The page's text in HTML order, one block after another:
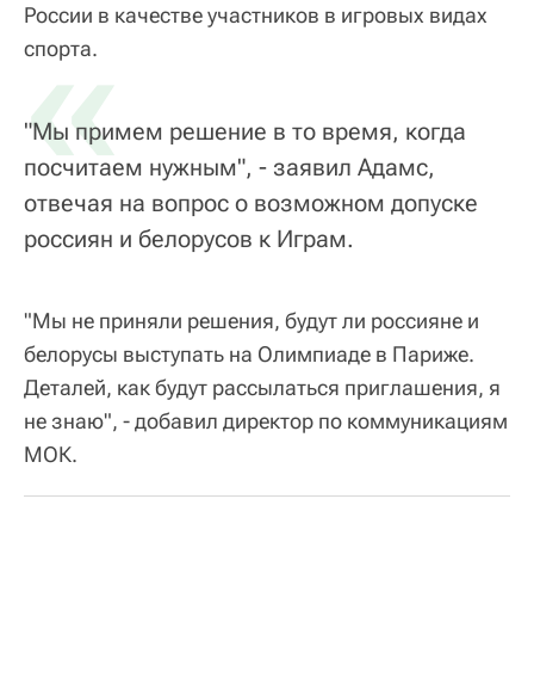
России в качестве участников в игровых видах
спорта.
«
"Мы примем решение в то время, когда
посчитаем нужным", - заявил Адамс,
отвечая на вопрос о возможном допуске
россиян и белорусов к Играм.
"Мы не приняли решения, будут ли россияне и
белорусы выступать на Олимпиаде в Париже.
Деталей, как будут рассылаться приглашения, я
не знаю", - добавил директор по коммуникациям
МОК.